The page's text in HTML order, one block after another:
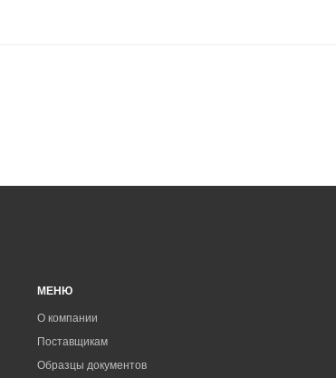
МЕНЮ
О компании
Поставщикам
Образцы документов